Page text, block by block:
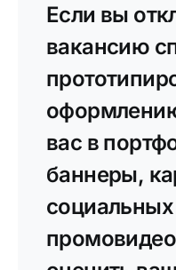
Если вы
вакансию
вас в
баннеры,
социальных